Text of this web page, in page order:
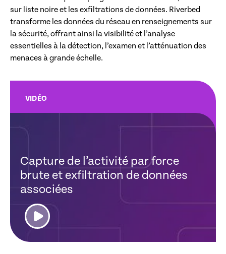
sur liste noire et les exfiltrations de données. Riverbed
transforme les données du réseau en renseignements sur
la sécurité, offrant ainsi la visibilité et l’analyse
essentielles à la détection, l’examen et l’atténuation des
menaces à grande échelle.
VIDÉO
Capture de l’activité par force
brute et exfiltration de données
associées